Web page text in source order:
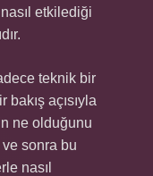
etkilediği
teknik bir
açısıyla
ne olduğunu
sonra bu
nasıl